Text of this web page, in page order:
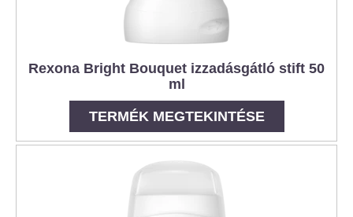
Rexona Bright Bouquet izzadásgátló stift 50
ml
TERMÉK MEGTEKINTÉSE